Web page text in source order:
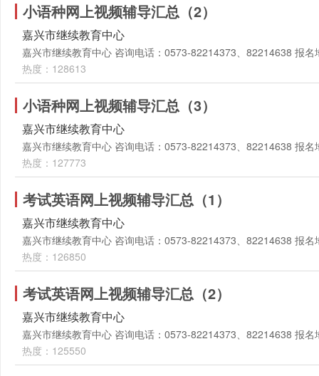
小语种网上视频辅导汇总（2）
嘉兴市继续教育中心
嘉兴市继续教育中心 咨询电话：0573-82214373、82214638 报
热度：128613
小语种网上视频辅导汇总（3）
嘉兴市继续教育中心
嘉兴市继续教育中心 咨询电话：0573-82214373、82214638 报
热度：127773
考试英语网上视频辅导汇总（1）
嘉兴市继续教育中心
嘉兴市继续教育中心 咨询电话：0573-82214373、82214638 报
热度：126850
考试英语网上视频辅导汇总（2）
嘉兴市继续教育中心
嘉兴市继续教育中心 咨询电话：0573-82214373、82214638 报
热度：125550